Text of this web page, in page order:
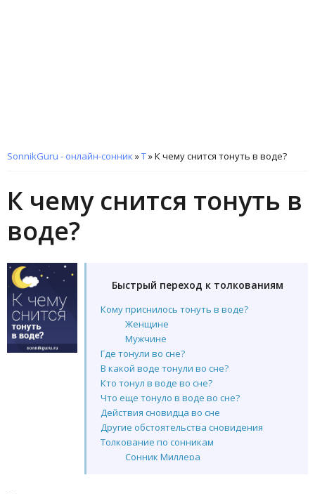
SonnikGuru - онлайн-сонник »Т»К чему снится тонуть в воде?
К чему снится тонуть в
воде?
Быстрый переход к толкованиям
Кому приснилось тонуть в воде?
Женщине
Мужчине
Где тонули во сне?
В какой воде тонули во сне?
Кто тонул в воде во сне?
Что еще тонуло в воде во сне?
Действия сновидца во сне
Другие обстоятельства сновидения
Толкование по сонникам
Сонник Миллера